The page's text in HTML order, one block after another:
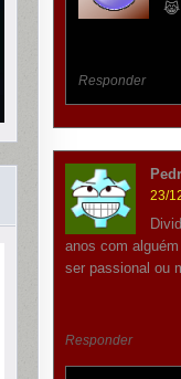
😹
Responder
23/
anos com
ser passional ou
Responder